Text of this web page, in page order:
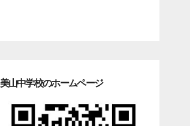
美山中学校のホームページ